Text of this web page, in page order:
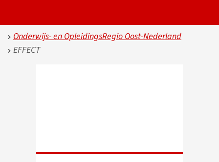
Onderwijs- en OpleidingsRegio Oost-Nederland
EFFECT